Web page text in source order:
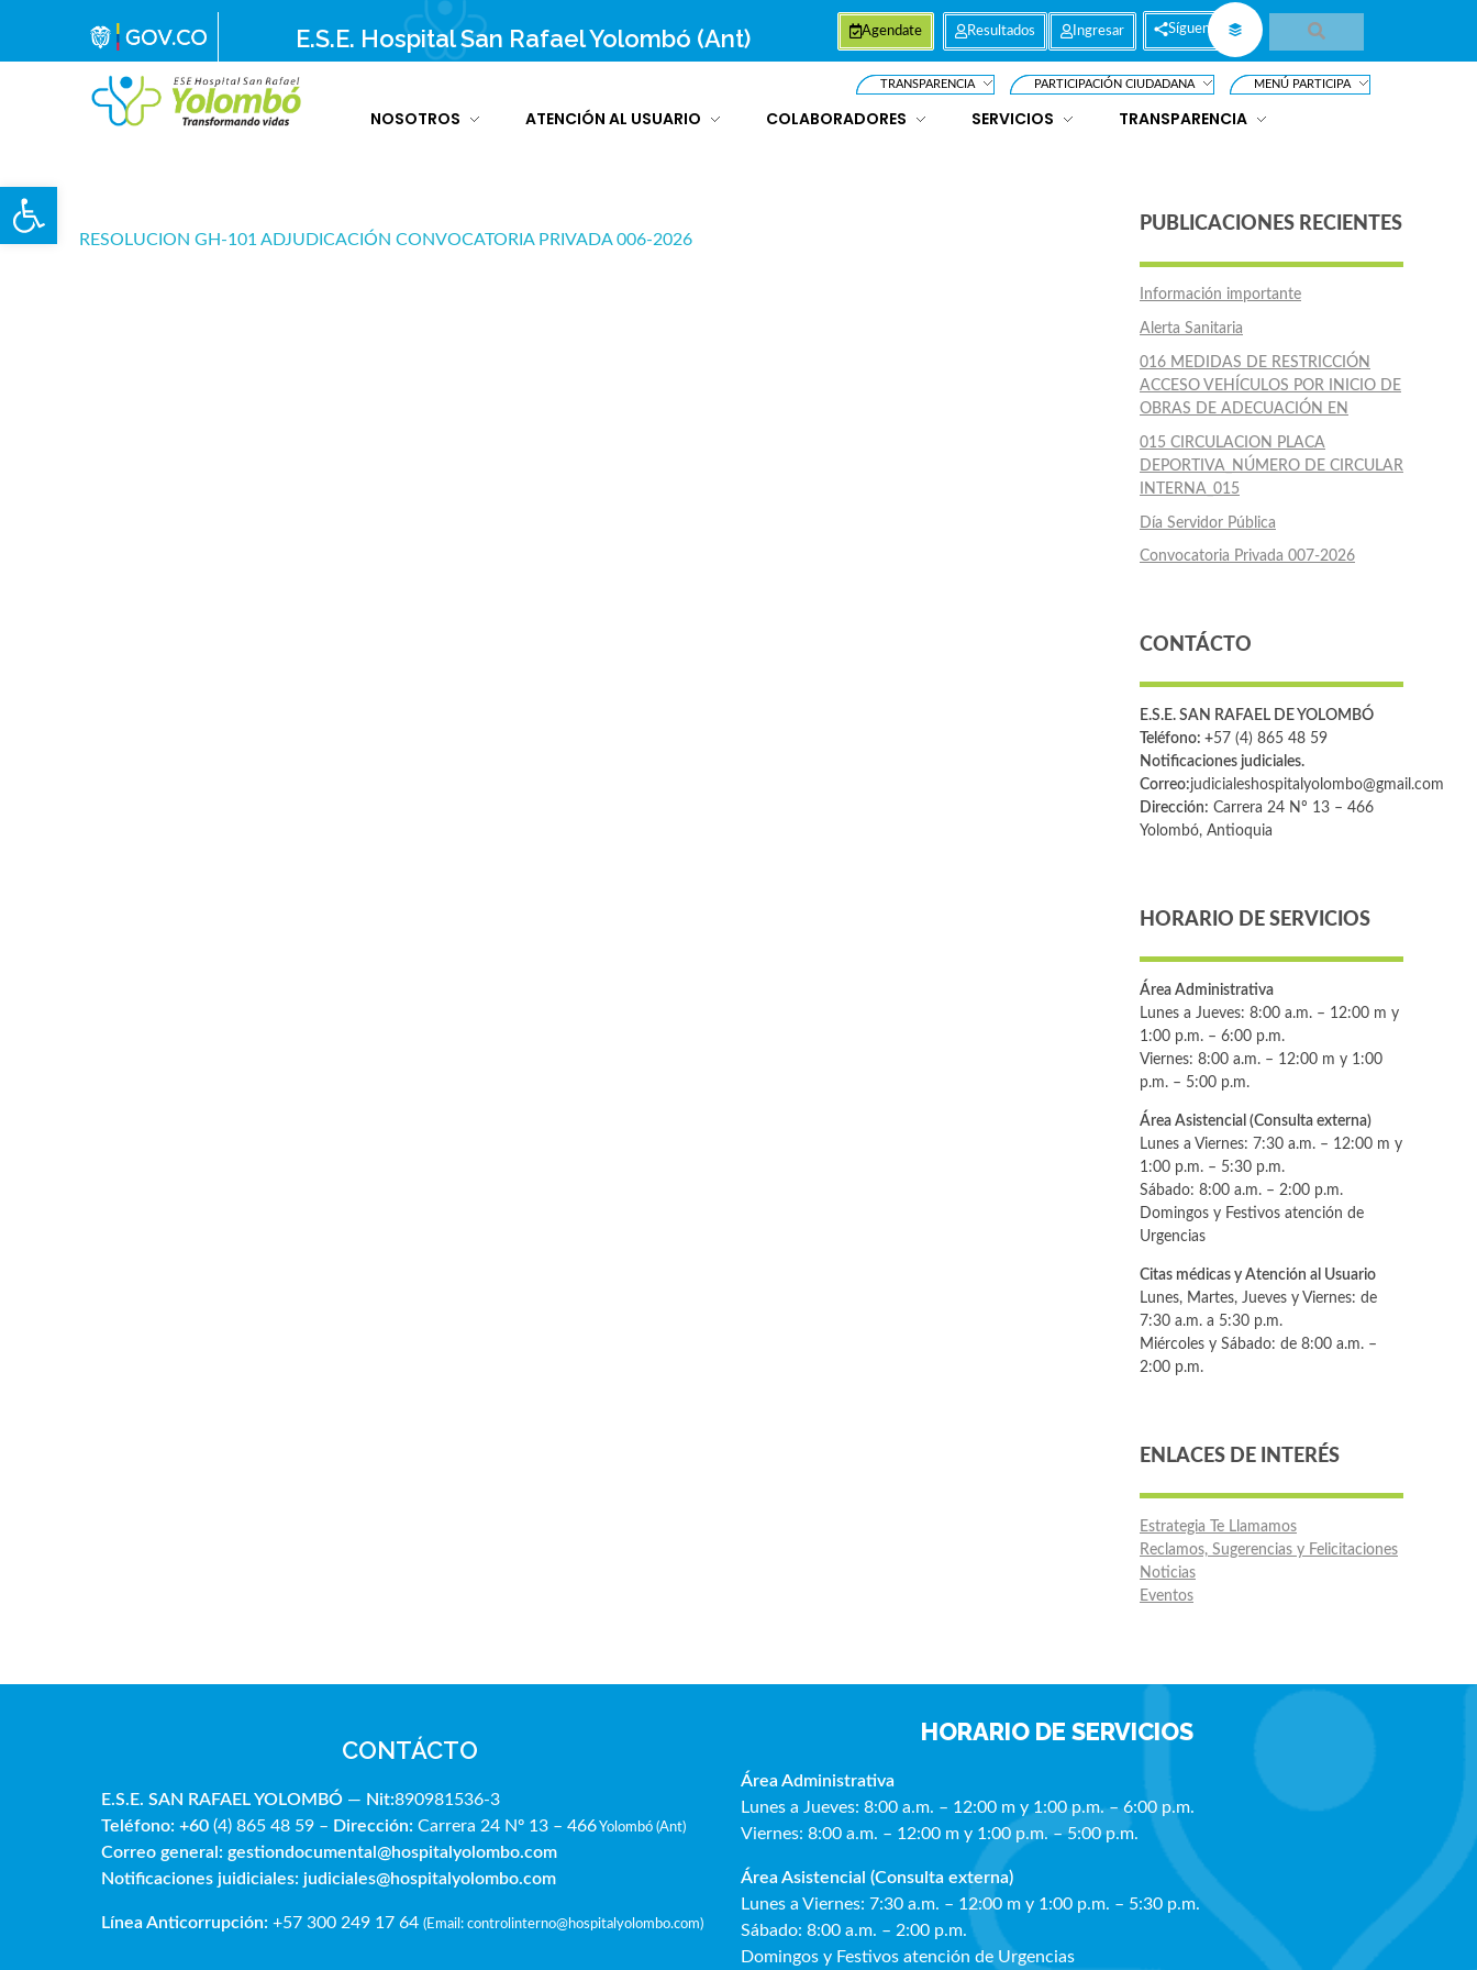
Abrir barra de herramientas
E.S.E. Hospital San Rafael Yolombó (Ant) Agendate Resultados Ingresar Síguenos
TRANSPARENCIA PARTICIPACIÓN CIUDADANA MENÚ PARTICIPA
NOSOTROS ATENCIÓN AL USUARIO COLABORADORES SERVICIOS TRANSPARENCIA
RESOLUCION GH-101 ADJUDICACIÓN CONVOCATORIA PRIVADA 006-2026
PUBLICACIONES RECIENTES
Información importante
Alerta Sanitaria
016 MEDIDAS DE RESTRICCIÓN
ACCESO VEHÍCULOS POR INICIO DE
OBRAS DE ADECUACIÓN EN
015 CIRCULACION PLACA
DEPORTIVA_NÚMERO DE CIRCULAR
INTERNA_015
Día Servidor Pública
Convocatoria Privada 007-2026
CONTÁCTO
E.S.E. SAN RAFAEL DE YOLOMBÓ
Teléfono: +57 (4) 865 48 59
Notificaciones judiciales.
Correo:judicialeshospitalyolombo@gmail.com
Dirección: Carrera 24 Nº 13 – 466
Yolombó, Antioquia
HORARIO DE SERVICIOS
Área Administrativa
Lunes a Jueves: 8:00 a.m. – 12:00 m y
1:00 p.m. – 6:00 p.m.
Viernes: 8:00 a.m. – 12:00 m y 1:00
p.m. – 5:00 p.m.
Área Asistencial (Consulta externa)
Lunes a Viernes: 7:30 a.m. – 12:00 m y
1:00 p.m. – 5:30 p.m.
Sábado: 8:00 a.m. – 2:00 p.m.
Domingos y Festivos atención de
Urgencias
Citas médicas y Atención al Usuario
Lunes, Martes, Jueves y Viernes: de
7:30 a.m. a 5:30 p.m.
Miércoles y Sábado: de 8:00 a.m. –
2:00 p.m.
ENLACES DE INTERÉS
Estrategia Te Llamamos
Reclamos, Sugerencias y Felicitaciones
Noticias
Eventos
CONTÁCTO
E.S.E. SAN RAFAEL YOLOMBÓ — Nit:890981536-3
Teléfono: +60 (4) 865 48 59 – Dirección: Carrera 24 Nº 13 – 466Yolombó (Ant)
Correo general: gestiondocumental@hospitalyolombo.com
Notificaciones juidiciales: judiciales@hospitalyolombo.com
Línea Anticorrupción: +57 300 249 17 64 (Email: controlinterno@hospitalyolombo.com)
HORARIO DE SERVICIOS
Área Administrativa
Lunes a Jueves: 8:00 a.m. – 12:00 m y 1:00 p.m. – 6:00 p.m.
Viernes: 8:00 a.m. – 12:00 m y 1:00 p.m. – 5:00 p.m.
Área Asistencial (Consulta externa)
Lunes a Viernes: 7:30 a.m. – 12:00 m y 1:00 p.m. – 5:30 p.m.
Sábado: 8:00 a.m. – 2:00 p.m.
Domingos y Festivos atención de Urgencias